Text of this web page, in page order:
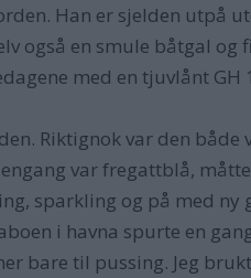
Han er sjelden utpå
også en smule båtgal og
med en tjuvlånt
Riktignok var den både
var fregattblå,
sparkling og på med
i havna spurte en
bare til pussing. Jeg